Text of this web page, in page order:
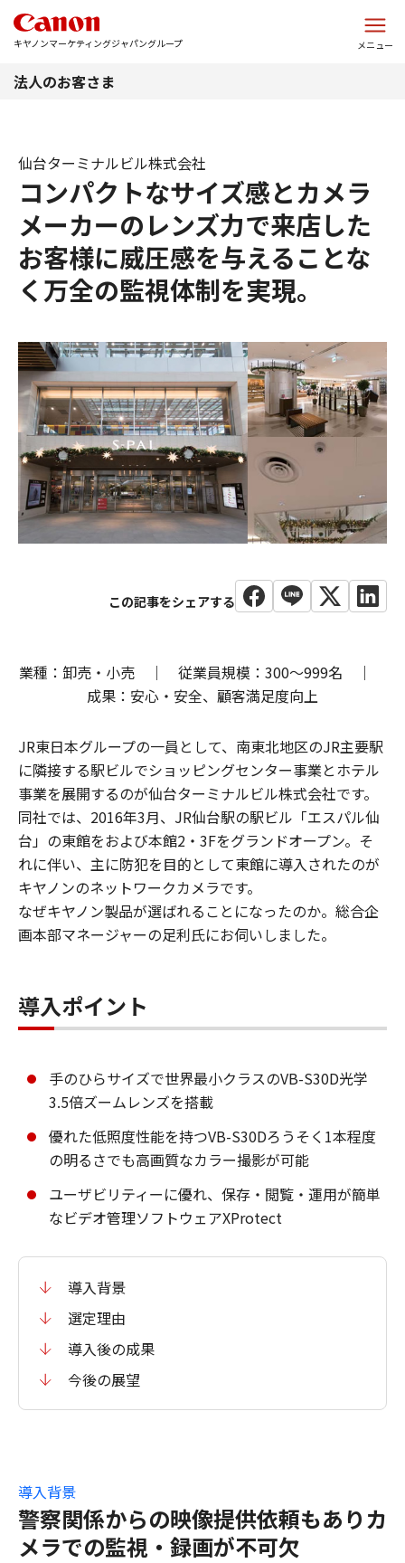
キヤノンマーケティングジャパングループ メニュー
法人のお客さま
コンパクトなサイズ感とカメラ
メーカーのレンズ力で来店した
お客様に威圧感を与えることな
く万全の監視体制を実現。
仙台ターミナルビル株式会社
業種：卸売・小売 ｜ 従業員規模：300〜999名 ｜
成果：安心・安全、顧客満足度向上
JR東日本グループの一員として、南東北地区のJR主要駅
に隣接する駅ビルでショッピングセンター事業とホテル
事業を展開するのが仙台ターミナルビル株式会社です。
同社では、2016年3月、JR仙台駅の駅ビル「エスパル仙
台」の東館をおよび本館2・3Fをグランドオープン。そ
れに伴い、主に防犯を目的として東館に導入されたのが
キヤノンのネットワークカメラです。
なぜキヤノン製品が選ばれることになったのか。総合企
画本部マネージャーの足利氏にお伺いしました。
導入ポイント
手のひらサイズで世界最小クラスのVB-S30D光学
3.5倍ズームレンズを搭載
優れた低照度性能を持つVB-S30Dろうそく1本程度
の明るさでも高画質なカラー撮影が可能
ユーザビリティーに優れ、保存・閲覧・運用が簡単
なビデオ管理ソフトウェアXProtect
導入背景
選定理由
導入後の成果
今後の展望
導入背景
警察関係からの映像提供依頼もありカ
メラでの監視・録画が不可欠